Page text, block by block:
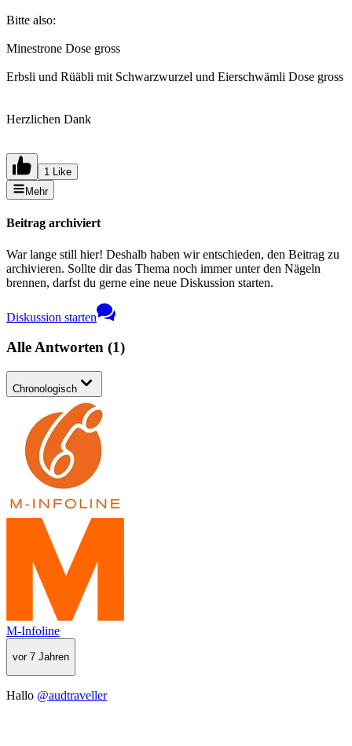
Bitte also:
Minestrone Dose gross
Erbsli und Rüäbli mit Schwarzwurzel und Eierschwämli Dose gross
Herzlichen Dank
1 Like
Mehr
Beitrag archiviert
War lange still hier! Deshalb haben wir entschieden, den Beitrag zu
archivieren. Sollte dir das Thema noch immer unter den Nägeln
brennen, darfst du gerne eine neue Diskussion starten.
Diskussion starten
Alle Antworten (1)
Chronologisch
M-Infoline
vor 7 Jahren
Hallo @audtraveller